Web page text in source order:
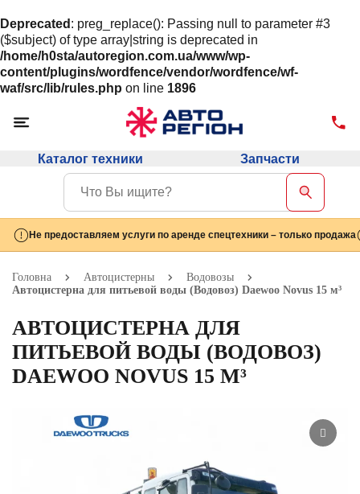
Deprecated : preg_replace(): Passing null to parameter #3
($subject) of type array|string is deprecated in
/home/h0sta/autoregion.com.ua/www/wp-
content/plugins/wordfence/vendor/wordfence/wf-
waf/src/lib/rules.php on line 1896
Каталог техники Запчасти
Не предоставляем услуги по аренде спецтехники – только продажа
Головна Автоцистерны
Водовозы
Автоцистерна для питьевой воды (Водовоз) Daewoo Novus 15 м³
АВТОЦИСТЕРНА ДЛЯ
ПИТЬЕВОЙ ВОДЫ (ВОДОВОЗ)
DAEWOO NOVUS 15 М³